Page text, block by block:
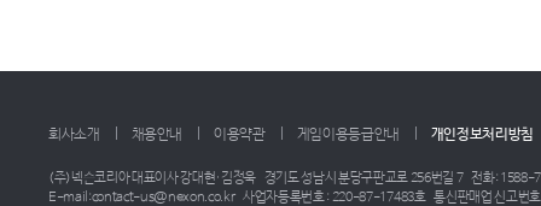
회사소개 채용안내 이용약관 게임이용등급안내 개인정보처리방침
(주)넥슨코리아 대표이사 강대현·김정욱 경기도 성남시 분당구판교로 256번길 7 전화: 1588-
E-mail:contact-us@nexon.co.kr 사업자등록번호 : 220-87-17483호 통신판매업 신고번